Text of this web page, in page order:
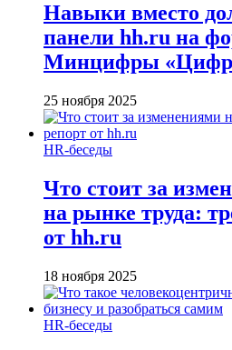
Навыки вместо
панели hh.ru на
Минцифры
25 ноября 2025
HR-беседы
Что стоит за
на рынке труда:
от hh.ru
18 ноября 2025
HR-беседы